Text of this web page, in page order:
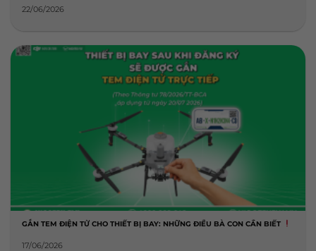
22/06/2026
GẮN TEM ĐIỆN TỬ CHO THIẾT BỊ BAY: NHỮNG ĐIỀU BÀ CON CẦN BIẾT
17/06/2026